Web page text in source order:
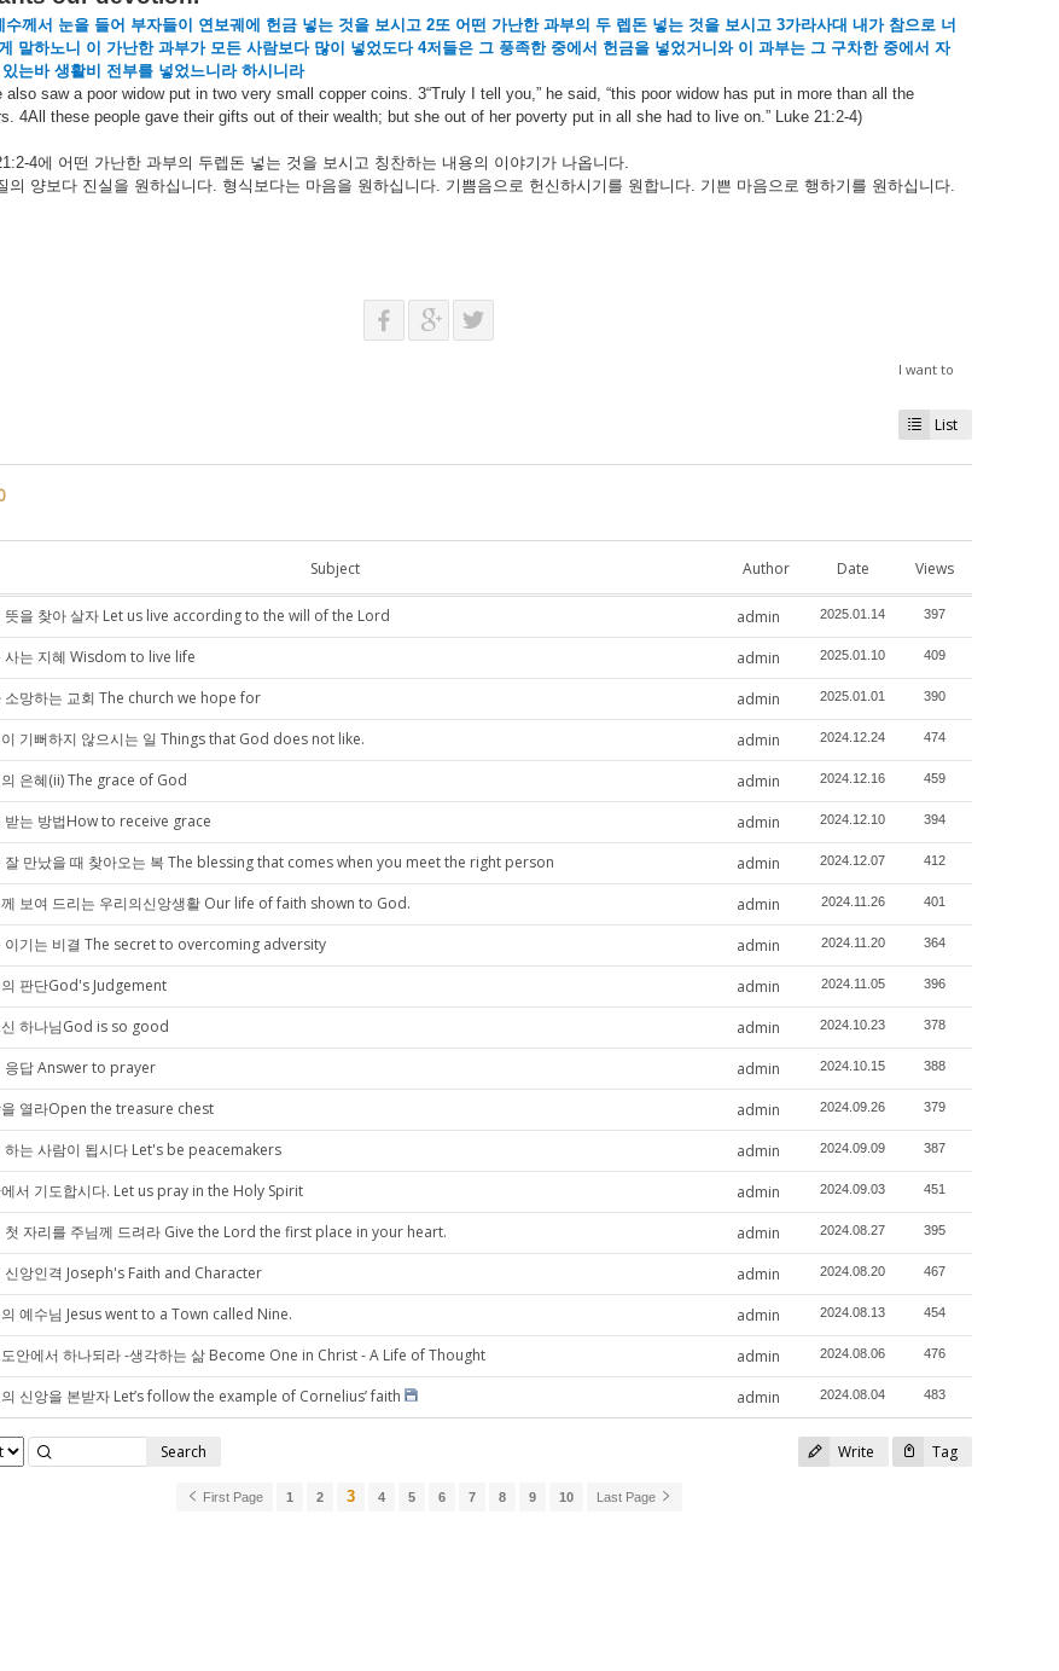
수께서 눈을 들어 부자들이 연보궤에 헌금 넣는 것을 보시고2또 어떤 가난한 과부의 두 렙돈 넣는 것을 보시고3가라사대 내가 참으로 너
말하노니 이 가난한 과부가 모든 사람보다 많이 넣었도다4저들은 그 풍족한 중에서 헌금을 넣었거니와 이 과부는 그 구차한 중에서 자
있는바 생활비 전부를 넣었느니라 하시니라
also saw a poor widow put in two very small copper coins. 3“Truly I tell you,” he said, “this poor widow has put in more than all the
4All these people gave their gifts out of their wealth; but she out of her poverty put in all she had to live on.” Luke 21:2-4)
4에 어떤 가난한 과부의 두렙돈 넣는 것을 보시고 칭찬하는 내용의 이야기가 나옵니다.
의 양보다 진실을 원하십니다. 형식보다는 마음을 원하십니다. 기쁨음으로 헌신하시기를 원합니다. 기쁜 마음으로 행하기를 원하십니다.
I want to
List
Subject Author Date Views
뜻을 찾아 살자 Let us live according to the will of the Lord admin 2025.01.14 397
사는 지혜 Wisdom to live life admin 2025.01.10 409
소망하는 교회 The church we hope for admin 2025.01.01 390
기뻐하지 않으시는 일 Things that God does not like. admin 2024.12.24 474
은혜(ii) The grace of God admin 2024.12.16 459
받는 방법How to receive grace admin 2024.12.10 394
잘 만났을 때 찾아오는 복 The blessing that comes when you meet the right person admin 2024.12.07 412
보여 드리는 우리의신앙생활 Our life of faith shown to God. admin 2024.11.26 401
이기는 비결 The secret to overcoming adversity admin 2024.11.20 364
판단God's Judgement admin 2024.11.05 396
하나님God is so good admin 2024.10.23 378
응답 Answer to prayer admin 2024.10.15 388
열라Open the treasure chest admin 2024.09.26 379
하는 사람이 됩시다 Let's be peacemakers admin 2024.09.09 387
서 기도합시다. Let us pray in the Holy Spirit admin 2024.09.03 451
첫 자리를 주님께 드려라 Give the Lord the first place in your heart. admin 2024.08.27 395
신앙인격 Joseph's Faith and Character admin 2024.08.20 467
예수님 Jesus went to a Town called Nine. admin 2024.08.13 454
안에서 하나되라 -생각하는 삶 Become One in Christ - A Life of Thought admin 2024.08.06 476
신앙을 본받자 Let’s follow the example of Cornelius’ faith admin 2024.08.04 483
Write Tag
Search
First Page 1 2 3 4 5 6 7 8 9 10 Last Page